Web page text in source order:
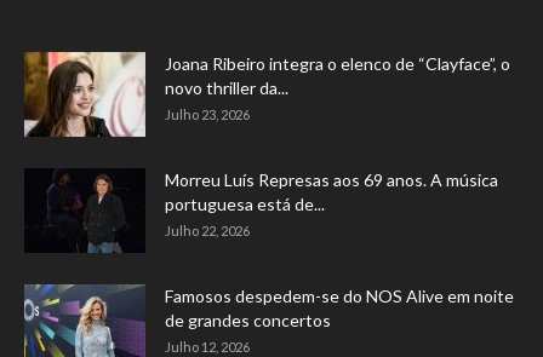
Joana Ribeiro integra o elenco de “Clayface”, o
novo thriller da...
Julho 23, 2026
Morreu Luís Represas aos 69 anos. A música
portuguesa está de...
Julho 22, 2026
Famosos despedem-se do NOS Alive em noite
de grandes concertos
Julho 12, 2026